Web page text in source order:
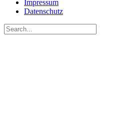
Impressum
Datenschutz